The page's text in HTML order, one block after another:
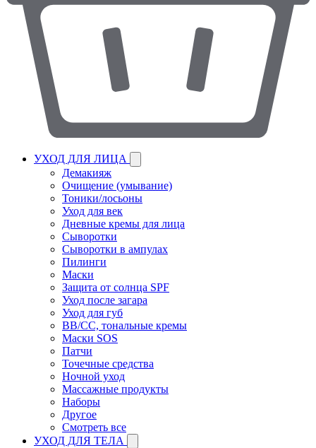
УХОД ДЛЯ ЛИЦА
Демакияж
Очищение (умывание)
Тоники/лосьоны
Уход для век
Дневные кремы для лица
Сыворотки
Сыворотки в ампулах
Пилинги
Маски
Защита от солнца SPF
Уход после загара
Уход для губ
BB/CC, тональные кремы
Маски SOS
Патчи
Точечные средства
Ночной уход
Массажные продукты
Наборы
Другое
Смотреть все
УХОД ДЛЯ ТЕЛА